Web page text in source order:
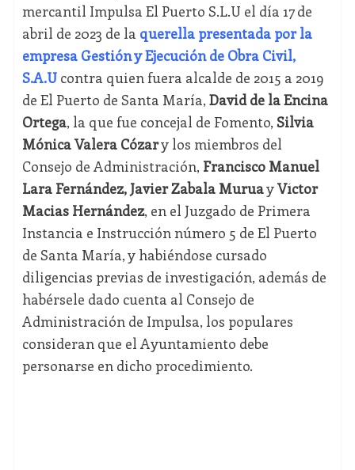
mercantil Impulsa El Puerto S.L.U el día 17 de
abril de 2023 de la querella presentada por la
empresa Gestión y Ejecución de Obra Civil,
S.A.Ucontra quien fuera alcalde de 2015 a 2019
de El Puerto de Santa María, David de la Encina
Ortega, la que fue concejal de Fomento, Silvia
Mónica Valera Cózary los miembros del
Consejo de Administración, Francisco Manuel
Lara Fernández, Javier Zabala MuruayVíctor
Macias Hernández, en el Juzgado de Primera
Instancia e Instrucción número 5 de El Puerto
de Santa María, y habiéndose cursado
diligencias previas de investigación, además de
habérsele dado cuenta al Consejo de
Administración de Impulsa, los populares
consideran que el Ayuntamiento debe
personarse en dicho procedimiento.